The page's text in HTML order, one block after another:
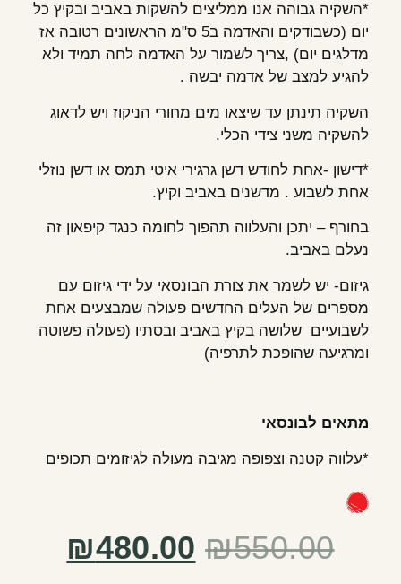
*השקיה גבוהה אנו ממליצים להשקות באביב ובקיץ כל
יום (כשבודקים והאדמה ב5 ס"מ הראשונים רטובה אז
מדלגים יום) ,צריך לשמור על האדמה לחה תמיד ולא
להגיע למצב של אדמה יבשה .
השקיה תינתן עד שיצאו מים מחורי הניקוז ויש לדאוג
להשקיה משני צידי הכלי.
*דישון -אחת לחודש דשן גרגירי איטי תמס או דשן נוזלי
אחת לשבוע . מדשנים באביב וקיץ.
בחורף – יתכן והעלווה תהפוך לחומה כנגד קיפאון זה
נעלם באביב.
גיזום- יש לשמר את צורת הבונסאי על ידי גיזום עם
מספרים של העלים החדשים פעולה שמבצעים אחת
לשבועיים שלושה בקיץ באביב ובסתיו (פעולה פשוטה
ומרגיעה שהופכת לתרפיה)
מתאים לבונסאי
*עלווה קטנה וצפופה מגיבה מעולה לגיזומים תכופים
₪550.00
₪480.00